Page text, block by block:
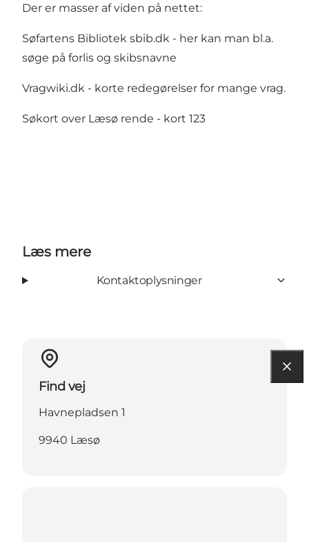
Der er masser af viden på nettet:
Søfartens Bibliotek sbib.dk - her kan man bl.a.
søge på forlis og skibsnavne
Vragwiki.dk - korte redegørelser for mange vrag.
Søkort over Læsø rende - kort 123
Læs mere
Kontaktoplysninger
Find vej
Havnepladsen 1
9940 Læsø